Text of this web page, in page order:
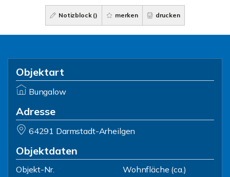
Notizblock () merken drucken
Objektart
Bungalow
Adresse
64291 Darmstadt-Arheilgen
Objektdaten
Objekt-Nr.
Wohnfläche (ca.)